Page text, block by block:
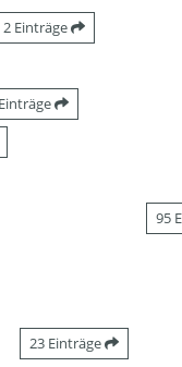
2 Einträge
95
23 Einträge